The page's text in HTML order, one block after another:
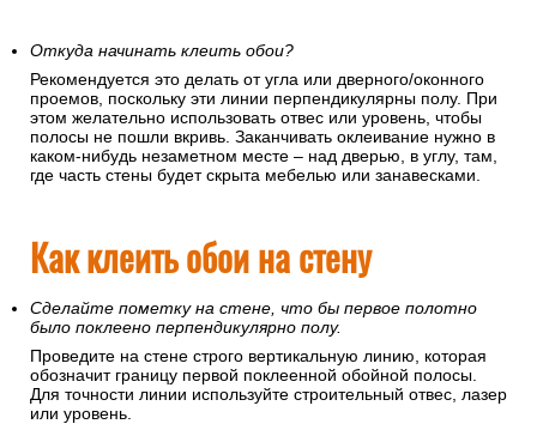
Откуда начинать клеить обои?
Рекомендуется это делать от угла или дверного/оконного
проемов, поскольку эти линии перпендикулярны полу. При
этом желательно использовать отвес или уровень, чтобы
полосы не пошли вкривь. Заканчивать оклеивание нужно в
каком-нибудь незаметном месте – над дверью, в углу, там,
где часть стены будет скрыта мебелью или занавесками.
Как клеить обои на стену
Сделайте пометку на стене, что бы первое полотно
было поклеено перпендикулярно полу.
Проведите на стене строго вертикальную линию, которая
обозначит границу первой поклеенной обойной полосы.
Для точности линии используйте строительный отвес, лазер
или уровень.